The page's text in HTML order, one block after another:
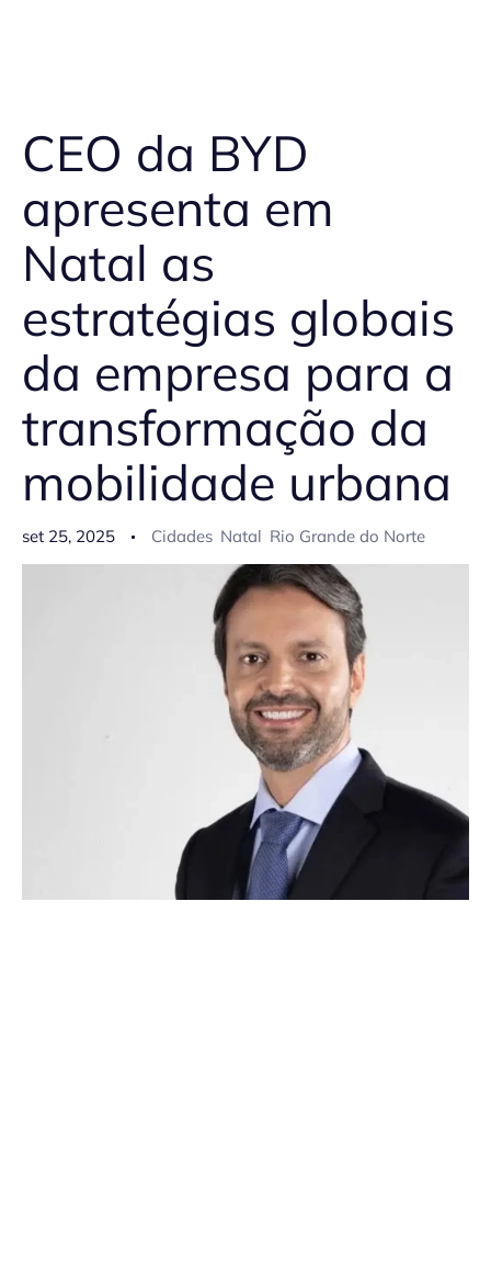
CEO da BYD
apresenta em
Natal as
estratégias globais
da empresa para a
transformação da
mobilidade urbana
set 25, 2025 Cidades Natal Rio Grande do Norte